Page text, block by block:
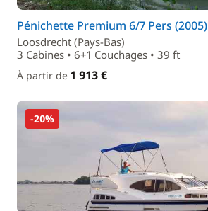
Pénichette Premium 6/7 Pers (2005)
Loosdrecht (Pays-Bas)
3 Cabines • 6+1 Couchages • 39 ft
À partir de 1 913 €
-20%